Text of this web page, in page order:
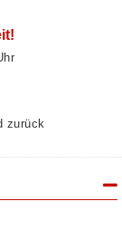
zurück